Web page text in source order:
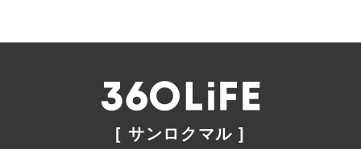
[ サンロクマル ]